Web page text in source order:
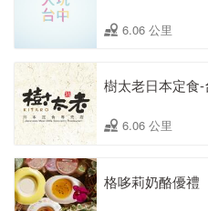
6.06 公里
樹太老日本定食
6.06 公里
格哆莉奶酪優禮